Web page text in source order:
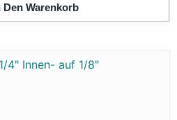
Den Warenkorb